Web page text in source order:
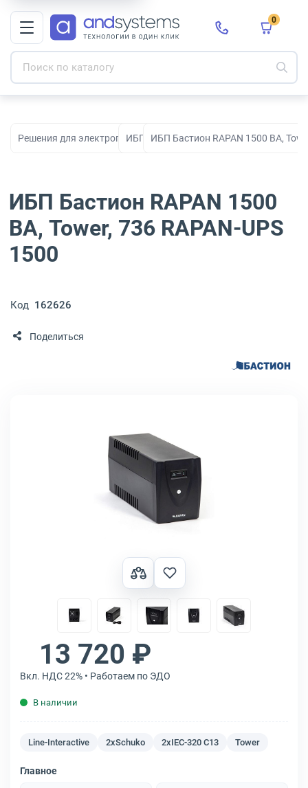
0
Решения для электропитания
ИБП ИБП Бастион RAPAN 1500 ВА,
ИБП Бастион RAPAN 1500
ВА, Tower, 736 RAPAN-UPS
1500
Код 162626
Поделиться
13 720 ₽
Вкл. НДС 22% • Работаем по ЭДО
В наличии
Line-Interactive 2xSchuko 2xIEC-320 C13 Tower
Главное